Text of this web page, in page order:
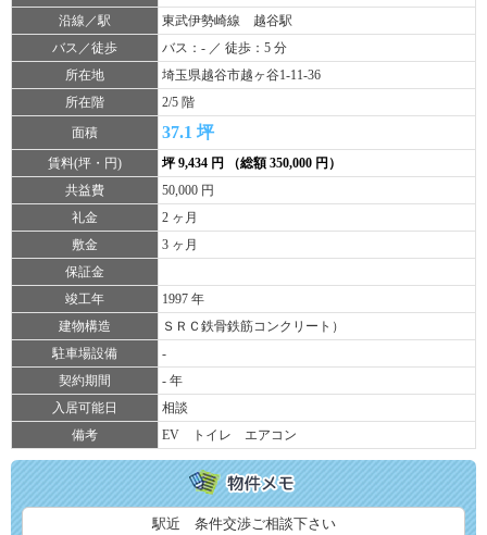
沿線／駅
東武伊勢崎線 越谷駅
バス／徒歩
バス：- ／ 徒歩：5 分
所在地
埼玉県越谷市越ヶ谷1-11-36
所在階
2/5 階
面積
37.1 坪
賃料(坪・円)
坪 9,434 円 （総額 350,000 円）
共益費
50,000 円
礼金
2 ヶ月
敷金
3 ヶ月
保証金
竣工年
1997 年
建物構造
ＳＲＣ鉄骨鉄筋コンクリート）
駐車場設備
-
契約期間
- 年
入居可能日
相談
備考
EV トイレ エアコン
駅近 条件交渉ご相談下さい